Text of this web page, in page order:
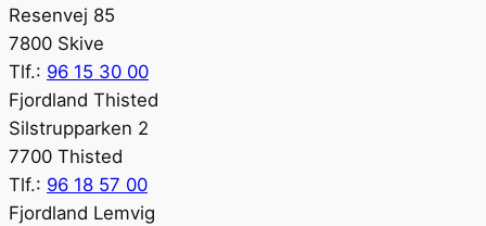
Resenvej 85
7800 Skive
Tlf.: 96 15 30 00
Fjordland Thisted
Silstrupparken 2
7700 Thisted
Tlf.: 96 18 57 00
Fjordland Lemvig